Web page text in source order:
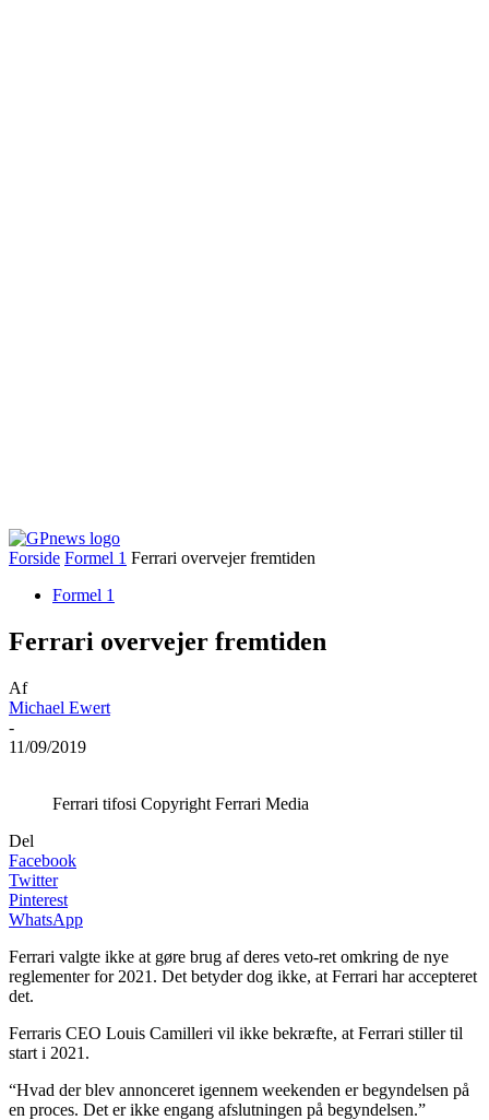
Forside Formel 1 Ferrari overvejer fremtiden
Formel 1
Ferrari overvejer fremtiden
Af
Michael Ewert
-
11/09/2019
Ferrari tifosi Copyright Ferrari Media
Del
Facebook
Twitter
Pinterest
WhatsApp
Ferrari valgte ikke at gøre brug af deres veto-ret omkring de nye
reglementer for 2021. Det betyder dog ikke, at Ferrari har accepteret
det.
Ferraris CEO Louis Camilleri vil ikke bekræfte, at Ferrari stiller til
start i 2021.
“Hvad der blev annonceret igennem weekenden er begyndelsen på
en proces. Det er ikke engang afslutningen på begyndelsen.”